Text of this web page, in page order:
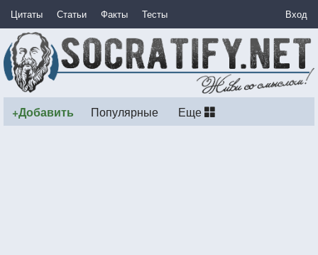
Цитаты Статьи Факты Тесты Вход
+Добавить Популярные Еще